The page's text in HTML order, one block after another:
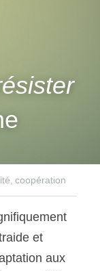
coopération
et
aux